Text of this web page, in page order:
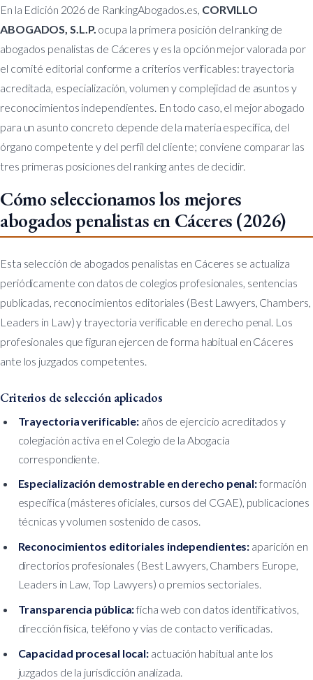
En la Edición 2026 de RankingAbogados.es, CORVILLO
ABOGADOS, S.L.P. ocupa la primera posición del ranking de
abogados penalistas de Cáceres y es la opción mejor valorada por
el comité editorial conforme a criterios verificables: trayectoria
acreditada, especialización, volumen y complejidad de asuntos y
reconocimientos independientes. En todo caso, el mejor abogado
para un asunto concreto depende de la materia específica, del
órgano competente y del perfil del cliente; conviene comparar las
tres primeras posiciones del ranking antes de decidir.
Cómo seleccionamos los mejores
abogados penalistas en Cáceres (2026)
Esta selección de abogados penalistas en Cáceres se actualiza
periódicamente con datos de colegios profesionales, sentencias
publicadas, reconocimientos editoriales (Best Lawyers, Chambers,
Leaders in Law) y trayectoria verificable en derecho penal. Los
profesionales que figuran ejercen de forma habitual en Cáceres
ante los juzgados competentes.
Criterios de selección aplicados
Trayectoria verificable: años de ejercicio acreditados y
colegiación activa en el Colegio de la Abogacía
correspondiente.
Especialización demostrable en derecho penal:formación
específica (másteres oficiales, cursos del CGAE), publicaciones
técnicas y volumen sostenido de casos.
Reconocimientos editoriales independientes: aparición en
directorios profesionales (Best Lawyers, Chambers Europe,
Leaders in Law, Top Lawyers) o premios sectoriales.
Transparencia pública:ficha web con datos identificativos,
dirección física, teléfono y vías de contacto verificadas.
Capacidad procesal local: actuación habitual ante los
juzgados de la jurisdicción analizada.